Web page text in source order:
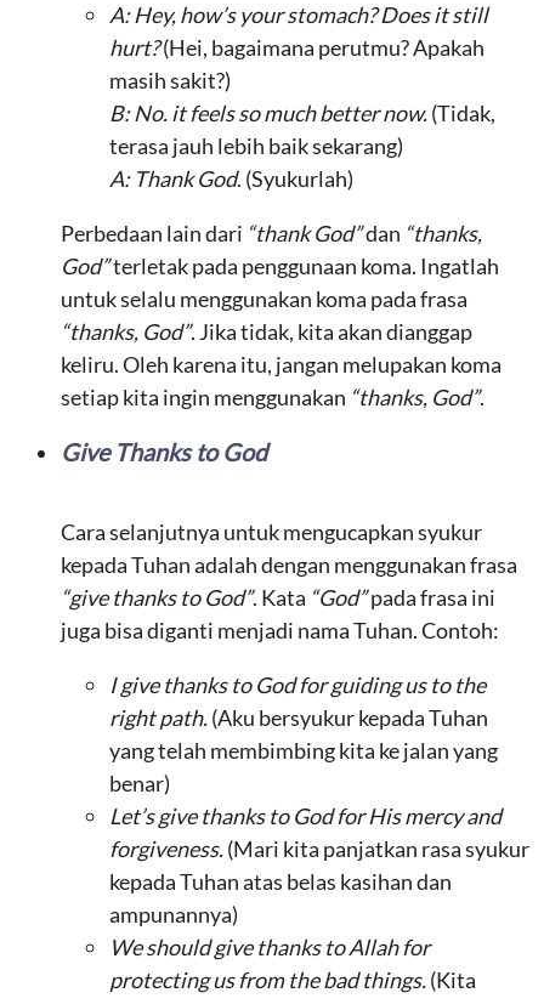
A: Hey, how’s your stomach? Does it still
hurt?(Hei, bagaimana perutmu? Apakah
masih sakit?)
B: No. it feels so much better now.(Tidak,
terasa jauh lebih baik sekarang)
A: Thank God. (Syukurlah)
Perbedaan lain dari “thank God”dan “thanks,
God”terletak pada penggunaan koma. Ingatlah
untuk selalu menggunakan koma pada frasa
“thanks, God”. Jika tidak, kita akan dianggap
keliru. Oleh karena itu, jangan melupakan koma
setiap kita ingin menggunakan “thanks, God”.
Give Thanks to God
Cara selanjutnya untuk mengucapkan syukur
kepada Tuhan adalah dengan menggunakan frasa
“give thanks to God”. Kata “God”pada frasa ini
juga bisa diganti menjadi nama Tuhan. Contoh:
I give thanks to God for guiding us to the
right path.(Aku bersyukur kepada Tuhan
yang telah membimbing kita ke jalan yang
benar)
Let’s give thanks to God for His mercy and
forgiveness.(Mari kita panjatkan rasa syukur
kepada Tuhan atas belas kasihan dan
ampunannya)
We should give thanks to Allah for
protecting us from the bad things.(Kita